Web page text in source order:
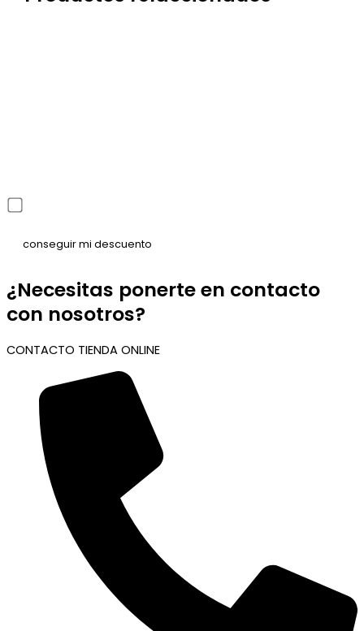
¿Necesitas ponerte en contacto
con nosotros?
CONTACTO TIENDA ONLINE